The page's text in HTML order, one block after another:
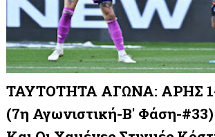
ΤΑΥΤΟΤΗΤΑ ΑΓΩΝΑ: ΑΡΗΣ
(7η Αγωνιστική-Β' Φάση-